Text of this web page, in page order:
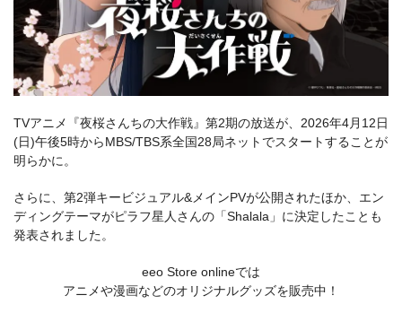
TVアニメ『夜桜さんちの大作戦』第2期の放送が、2026年4月12日
(日)午後5時からMBS/TBS系全国28局ネットでスタートすることが
明らかに。
さらに、第2弾キービジュアル&メインPVが公開されたほか、エン
ディングテーマがピラフ星人さんの「Shalala」に決定したことも
発表されました。
eeo Store onlineでは
アニメや漫画などのオリジナルグッズを販売中！